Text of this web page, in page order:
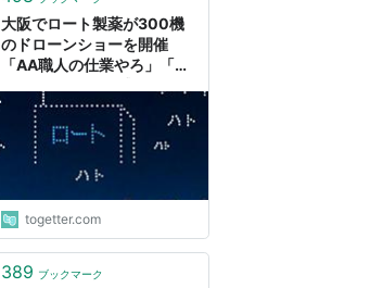
recommendation.
大阪でロート製薬が300機
のドローンショーを開催
「AA職人の仕業やろ」「往
togetter.com
389 ブックマーク